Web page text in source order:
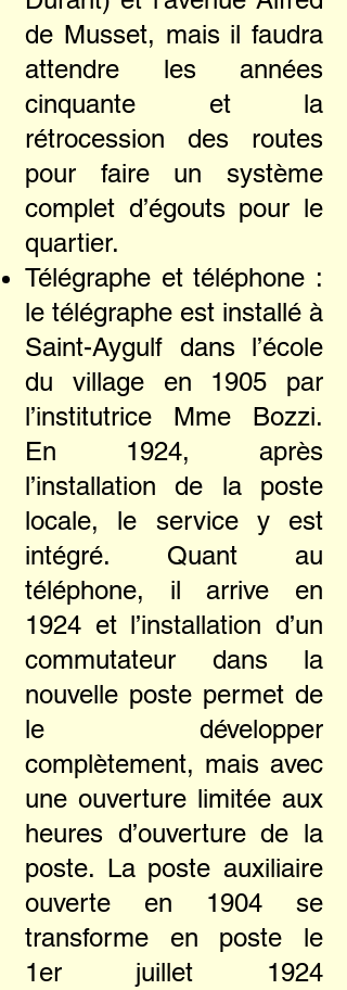
de Musset, mais il faudra
attendre les années
cinquante et la
rétrocession des routes
pour faire un système
complet d’égouts pour le
quartier.
Télégraphe et téléphone :
le télégraphe est installé à
Saint-Aygulf dans l’école
du village en 1905 par
l’institutrice Mme Bozzi.
En 1924, après
l’installation de la poste
locale, le service y est
intégré. Quant au
téléphone, il arrive en
1924 et l’installation d’un
commutateur dans la
nouvelle poste permet de
le développer
complètement, mais avec
une ouverture limitée aux
heures d’ouverture de la
poste. La poste auxiliaire
ouverte en 1904 se
transforme en poste le
1er juillet 1924